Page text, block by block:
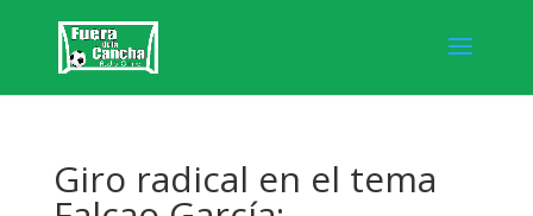
Giro radical en el tema